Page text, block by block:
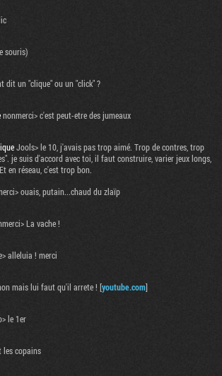
souris)
dit un "clique" ou un "click" ?
nonmerci> c'est peut-etre des jumeaux
Jools> le 10, j'avais pas trop aimé. Trop de contres, trop
je suis d'accord avec toi, il faut construire, varier jeux longs,
en réseau, c'est trop bon.
ouais, putain...chaud du zlaïp
La vache !
alleluia ! merci
mais lui faut qu'il arrete ! [youtube.com]
le 1er
les copains